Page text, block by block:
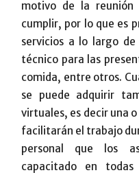
motivo de la reunión
cumplir, por lo que es
servicios a lo largo
técnico para las
comida, entre otros.
se puede adquirir
virtuales, es decir una
facilitarán el trabajo
personal que los
capacitado en